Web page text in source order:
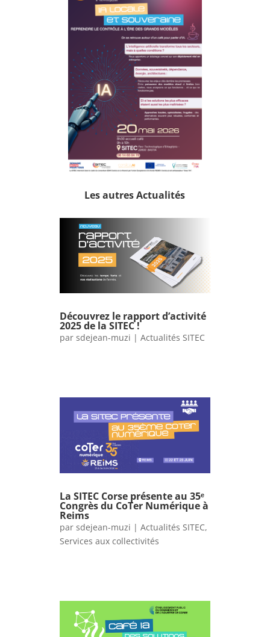
Les autres Actualités
Découvrez le rapport d’activité
2025 de la SITEC !
par sdejean-muzi | Actualités SITEC
La SITEC Corse présente au 35ᵉ
Congrès du CoTer Numérique à
Reims
par sdejean-muzi | Actualités SITEC,
Services aux collectivités